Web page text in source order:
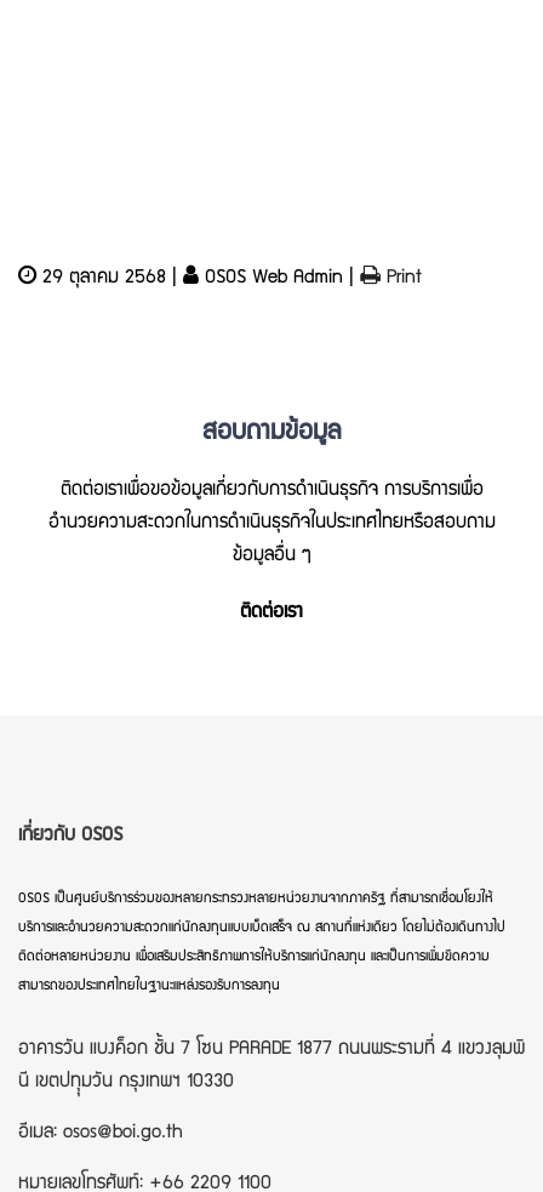
29 ตุลาคม 2568 | OSOS Web Admin | Print
สอบถามข้อมูล
ติดต่อเราเพื่อขอข้อมูลเกี่ยวกับการดำเนินธุรกิจ การบริการเพื่อ
อำนวยความสะดวกในการดำเนินธุรกิจในประเทศไทยหรือสอบถาม
ข้อมูลอื่น ๆ
ติดต่อเรา
เกี่ยวกับ OSOS
OSOS เป็นศูนย์บริการร่วมของหลายกระทรวงหลายหน่วยงานจากภาครัฐ ที่สามารถเชื่อมโยงให้
บริการและอำนวยความสะดวกแก่นักลงทุนแบบเบ็ดเสร็จ ณ สถานที่แห่งเดียว โดยไม่ต้องเดินทางไป
ติดต่อหลายหน่วยงาน เพื่อเสริมประสิทธิภาพการให้บริการแก่นักลงทุน และเป็นการเพิ่มขีดความ
สามารถของประเทศไทยในฐานะแหล่งรองรับการลงทุน
อาคารวัน แบงค็อก ชั้น 7 โซน PARADE 1877 ถนนพระรามที่ 4 แขวงลุมพิ
นี เขตปทุุมวัน กรุงเทพฯ 10330
อีเมล: osos@boi.go.th
หมายเลขโทรศัพท์: +66 2209 1100